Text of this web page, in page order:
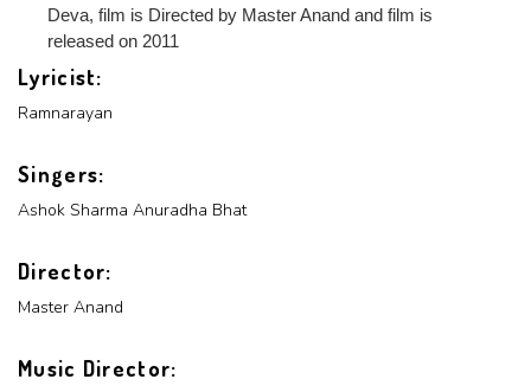
Deva, film is Directed by Master Anand and film is
released on 2011
Lyricist:
Ramnarayan
Singers:
Ashok Sharma Anuradha Bhat
Director:
Master Anand
Music Director: